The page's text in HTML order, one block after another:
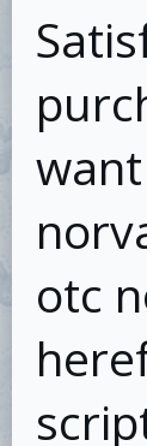
otc